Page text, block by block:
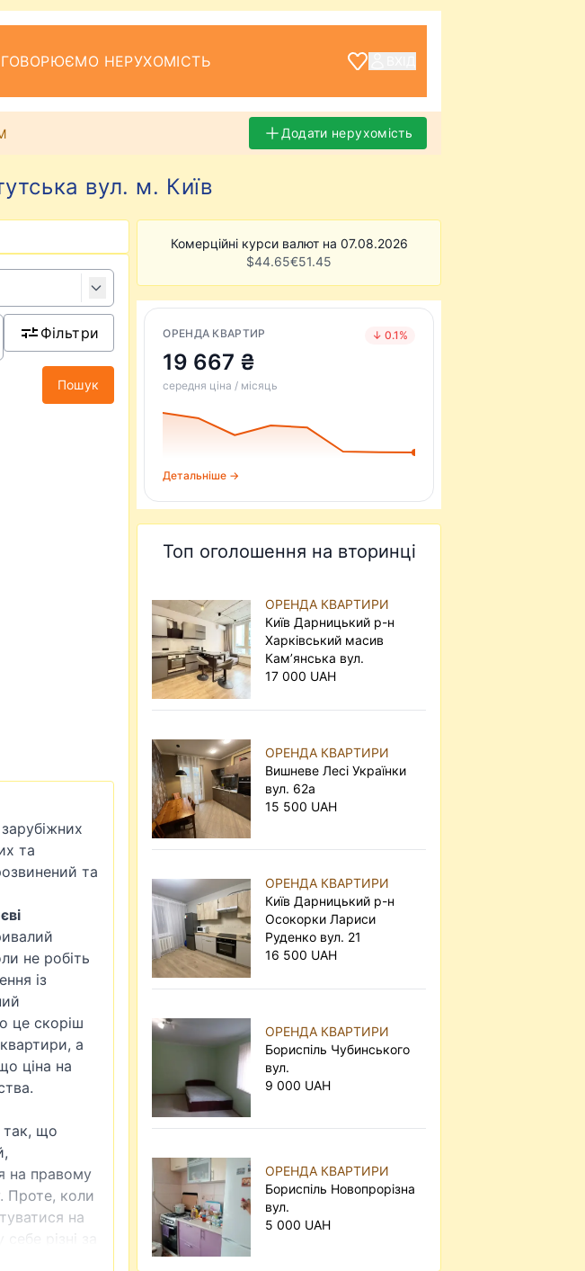
НЕРУХОМІСТЬ
Додати нерухомість
вул. м. Київ
Фільтри
Пошук
та
та
не робіть
із
це скоріш
а
ціна на
так, що
на правому
Проте, коли
на
різні за
Комерційні курси валют на 07.08.2026
$44.65€51.45
ОРЕНДА КВАРТИР ↓ 0.1%
19 667 ₴
середня ціна / місяць
Детальніше →
Топ оголошення на вторинці
ОРЕНДА КВАРТИРИ
Київ Дарницький р-н
Харківський масив
Кам’янська вул.
17 000 UAH
ОРЕНДА КВАРТИРИ
Вишневе Лесі Українки
вул. 62а
15 500 UAH
ОРЕНДА КВАРТИРИ
Київ Дарницький р-н
Осокорки Лариси
Руденко вул. 21
16 500 UAH
ОРЕНДА КВАРТИРИ
Бориспіль Чубинського
вул.
9 000 UAH
ОРЕНДА КВАРТИРИ
Бориспіль Новопрорізна
вул.
5 000 UAH